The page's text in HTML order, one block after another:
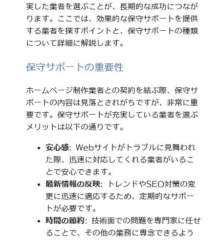
実した業者を選ぶことが、長期的な成功につなが
ります。ここでは、効果的な保守サポートを提供
する業者を探すポイントと、保守サポートの種類
について詳細に解説します。
保守サポートの重要性
ホームページ制作業者との契約を結ぶ際、保守サ
ポートの内容は見落とされがちですが、非常に重
要です。保守サポートが充実している業者を選ぶ
メリットは以下の通りです。
安心感: Webサイトがトラブルに見舞われ
た際、迅速に対応してくれる業者がいるこ
とで安心できます。
最新情報の反映: トレンドやSEO対策の変
更に迅速に適応するため、定期的なサポー
トが必要です。
時間の節約: 技術面での問題を専門家に任せ
ることで、その他の業務に専念できるよう